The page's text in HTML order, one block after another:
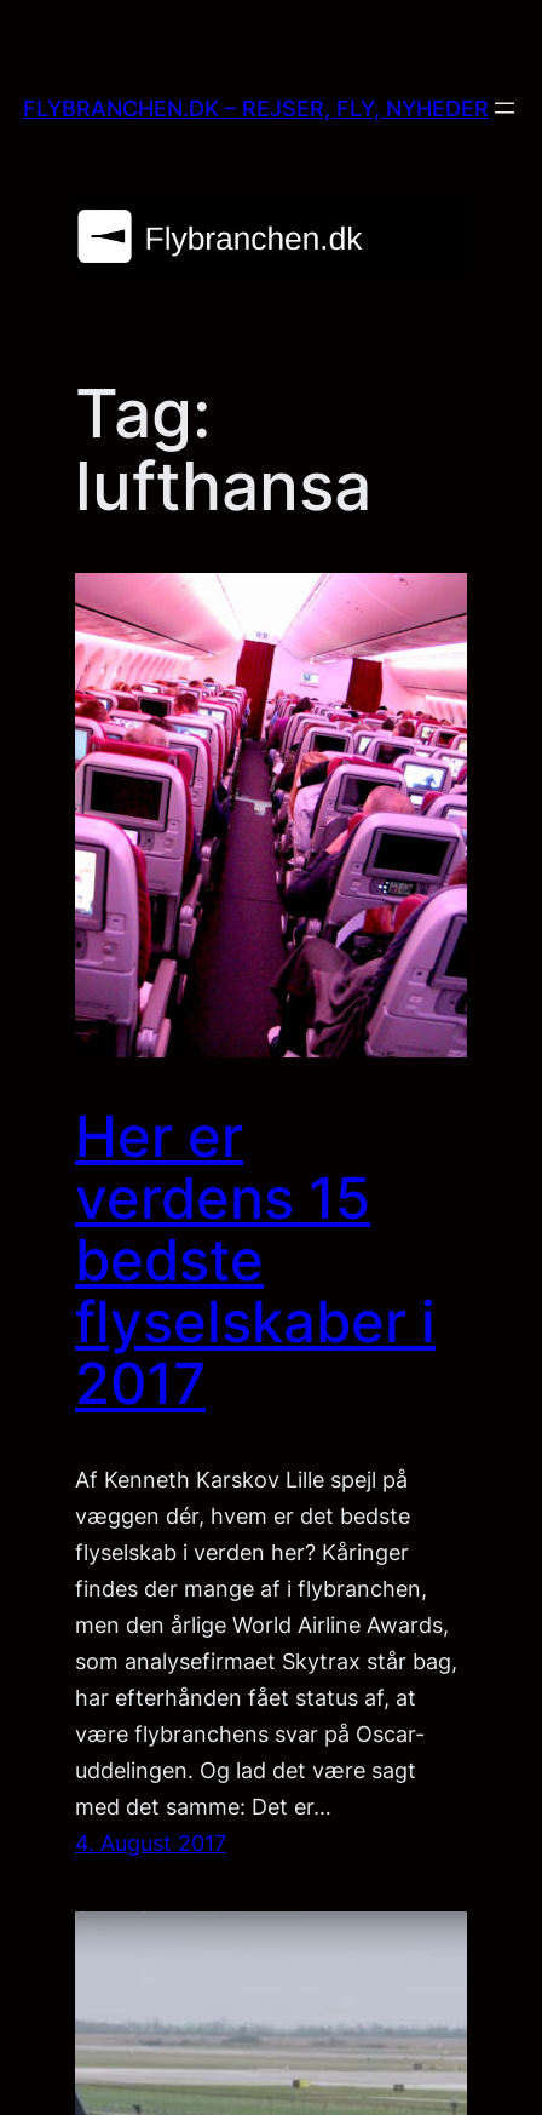
content
FLYBRANCHEN.DK – REJSER, FLY, NYHEDER
Tag:
lufthansa
Her er
verdens 15
bedste
flyselskaber i
2017
Af Kenneth Karskov Lille spejl på
væggen dér, hvem er det bedste
flyselskab i verden her? Kåringer
findes der mange af i flybranchen,
men den årlige World Airline Awards,
som analysefirmaet Skytrax står bag,
har efterhånden fået status af, at
være flybranchens svar på Oscar-
uddelingen. Og lad det være sagt
med det samme: Det er…
4. August 2017